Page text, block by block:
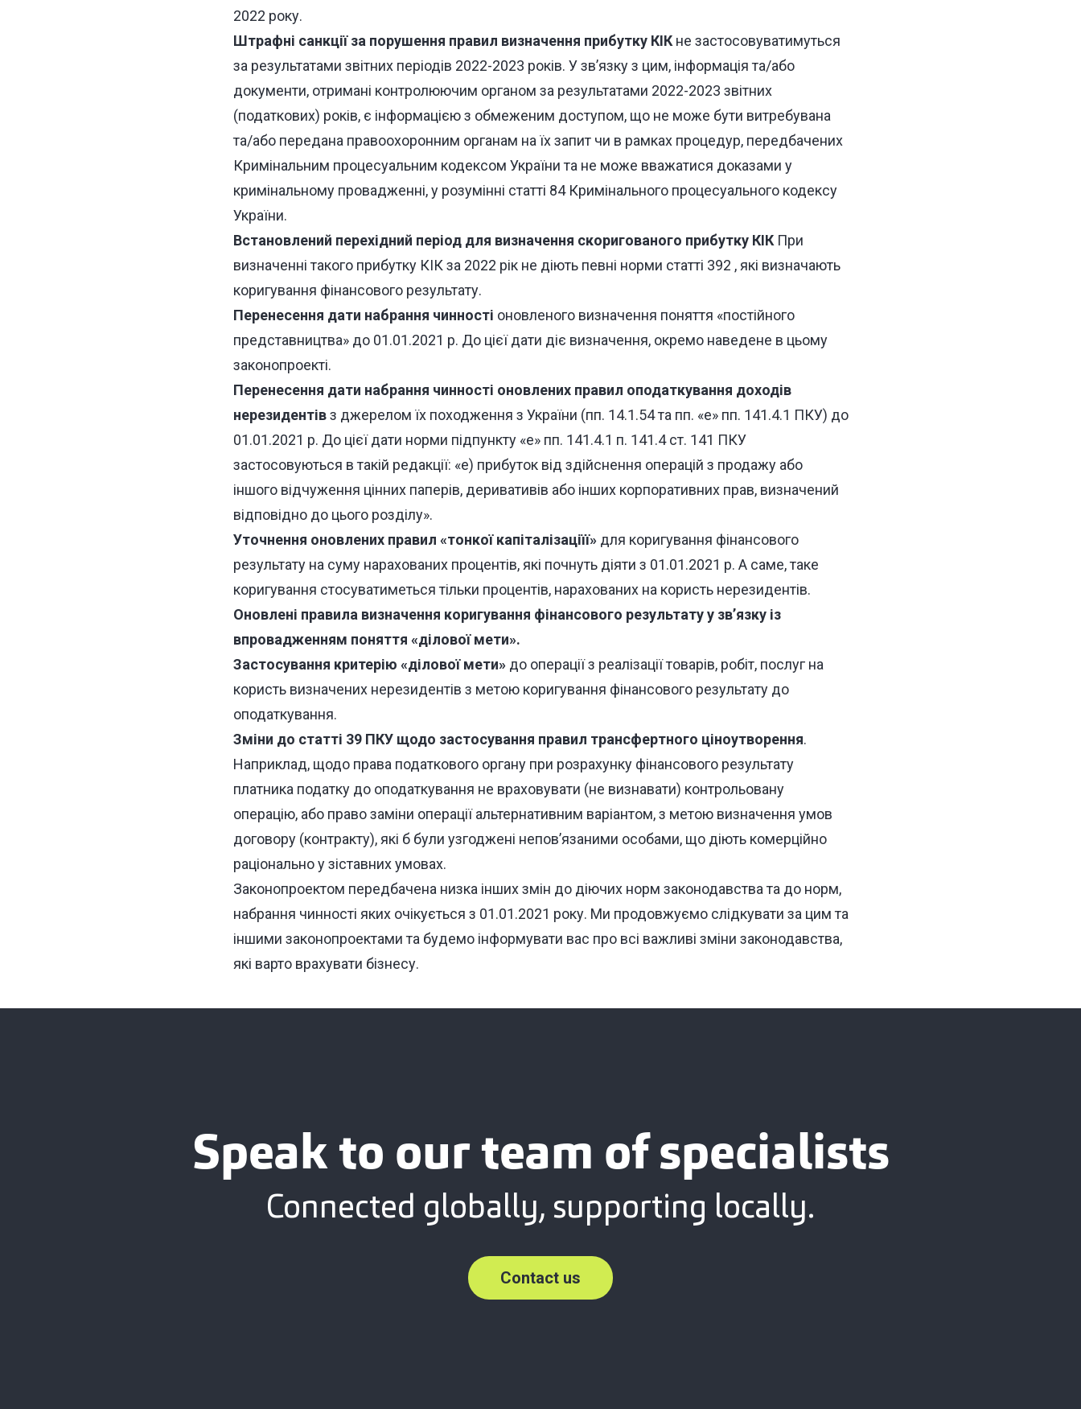
2022 року.
Штрафні санкції за порушення правил визначення прибутку КІКне застосовуватимуться
за результатами звітних періодів 2022-2023 років. У зв’язку з цим, інформація та/або
документи, отримані контролюючим органом за результатами 2022-2023 звітних
(податкових) років, є інформацією з обмеженим доступом, що не може бути витребувана
та/або передана правоохоронним органам на їх запит чи в рамках процедур, передбачених
Кримінальним процесуальним кодексом України та не може вважатися доказами у
кримінальному провадженні, у розумінні статті 84 Кримінального процесуального кодексу
України.
Встановлений перехідний період для визначення скоригованого прибутку КІКПри
визначенні такого прибутку КІК за 2022 рік не діють певні норми статті 392 , які визначають
коригування фінансового результату.
Перенесення дати набрання чинності оновленого визначення поняття «постійного
представництва» до 01.01.2021 р. До цієї дати діє визначення, окремо наведене в цьому
законопроекті.
Перенесення дати набрання чинності оновлених правил оподаткування доходів
нерезидентівз джерелом їх походження з України (пп. 14.1.54 та пп. «е» пп. 141.4.1 ПКУ) до
01.01.2021 р. До цієї дати норми підпункту «е» пп. 141.4.1 п. 141.4 ст. 141 ПКУ
застосовуються в такій редакції: «е) прибуток від здійснення операцій з продажу або
іншого відчуження цінних паперів, деривативів або інших корпоративних прав, визначений
відповідно до цього розділу».
Уточнення оновлених правил «тонкої капіталізаціїї»для коригування фінансового
результату на суму нарахованих процентів, які почнуть діяти з 01.01.2021 р. А саме, таке
коригування стосуватиметься тільки процентів, нарахованих на користь нерезидентів.
Оновлені правила визначення коригування фінансового результату у зв’язку із
впровадженням поняття «ділової мети».
Застосування критерію «ділової мети»до операції з реалізації товарів, робіт, послуг на
користь визначених нерезидентів з метою коригування фінансового результату до
оподаткування.
Зміни до статті 39 ПКУ щодо застосування правил трансфертного ціноутворення.
Наприклад, щодо права податкового органу при розрахунку фінансового результату
платника податку до оподаткування не враховувати (не визнавати) контрольовану
операцію, або право заміни операції альтернативним варіантом, з метою визначення умов
договору (контракту), які б були узгоджені непов’язаними особами, що діють комерційно
раціонально у зіставних умовах.
Законопроектом передбачена низка інших змін до діючих норм законодавства та до норм,
набрання чинності яких очікується з 01.01.2021 року. Ми продовжуємо слідкувати за цим та
іншими законопроектами та будемо інформувати вас про всі важливі зміни законодавства,
які варто врахувати бізнесу.
Speak to our team of specialists
Connected globally, supporting locally.
Contact us